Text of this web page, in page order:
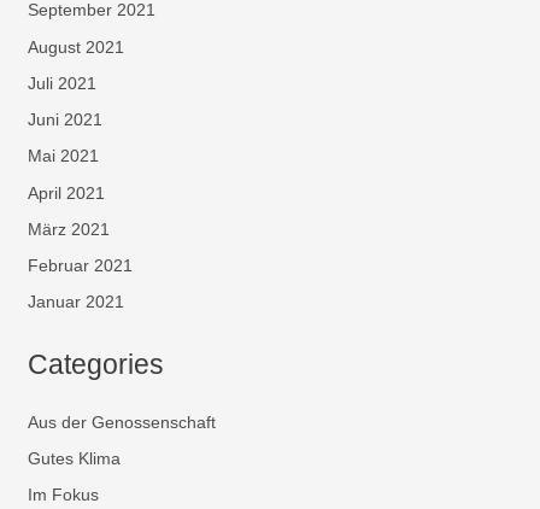
September 2021
August 2021
Juli 2021
Juni 2021
Mai 2021
April 2021
März 2021
Februar 2021
Januar 2021
Categories
Aus der Genossenschaft
Gutes Klima
Im Fokus